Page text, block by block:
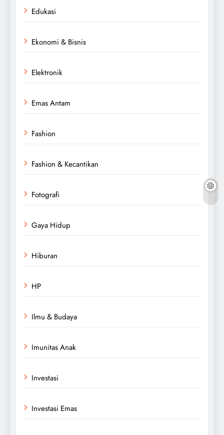
Edukasi
Ekonomi & Bisnis
Elektronik
Emas Antam
Fashion
Fashion & Kecantikan
Fotografi
Gaya Hidup
Hiburan
HP
Ilmu & Budaya
Imunitas Anak
Investasi
Investasi Emas